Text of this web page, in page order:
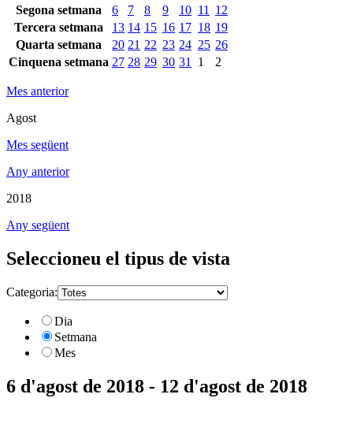
Segona setmana
6 7 8 9 10 11
12
Tercera setmana
13 14 15 16 17 18 19
Quarta setmana
20 21 22 23 24 25 26
Cinquena setmana 27 28 29 30 31 1 2
Mes anterior
Agost
Mes següent
Any anterior
2018
Any següent
Seleccioneu el tipus de vista
Categoria:
Dia
Setmana
Mes
6 d'agost de 2018 - 12 d'agost de 2018